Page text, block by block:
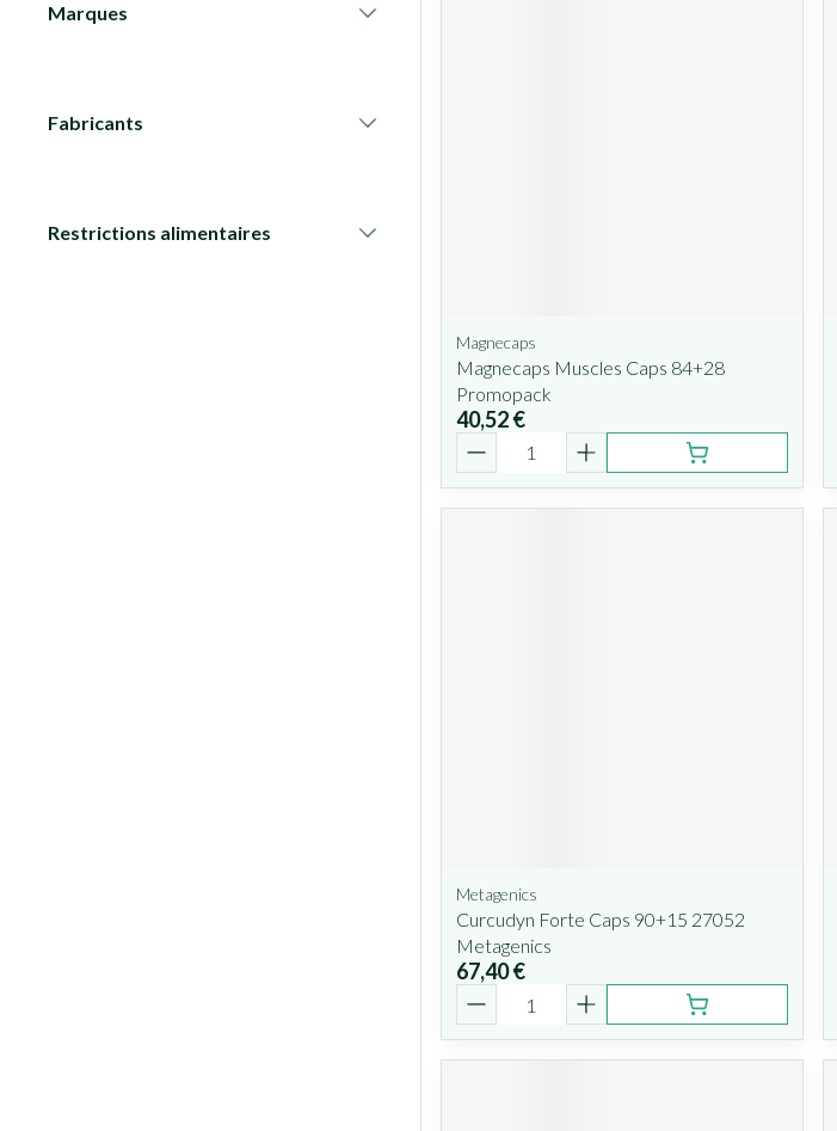
Marques
Fabricants
Restrictions alimentaires
Magnecaps
Magnecaps Muscles Caps 84+28
Promopack
40,52 €
Quantité
Metagenics
Curcudyn Forte Caps 90+15 27052
Metagenics
67,40 €
Quantité